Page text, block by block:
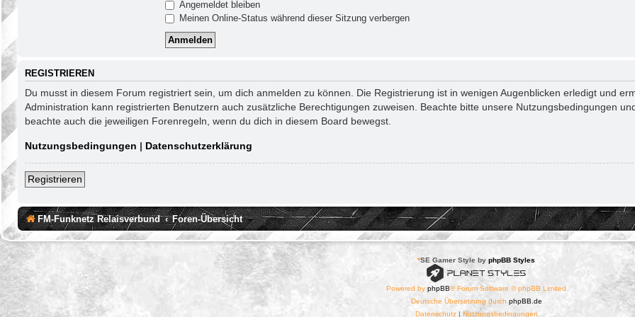
Angemeldet bleiben
Meinen Online-Status während dieser Sitzung verbergen
REGISTRIEREN
Du musst in diesem Forum registriert sein, um dich anmelden zu können. Die Registrierung ist in wenigen Augenblicken erledigt und
Administration kann registrierten Benutzern auch zusätzliche Berechtigungen zuweisen. Beachte bitte unsere Nutzungsbedingungen
beachte auch die jeweiligen Forenregeln, wenn du dich in diesem Board bewegst.
Nutzungsbedingungen | Datenschutzerklärung
Registrieren
FM-Funknetz Relaisverbund Foren-Übersicht
*SE Gamer Style by phpBB Styles
Powered by phpBB® Forum Software © phpBB Limited
Deutsche Übersetzung durch phpBB.de
Datenschutz| Nutzungsbedingungen